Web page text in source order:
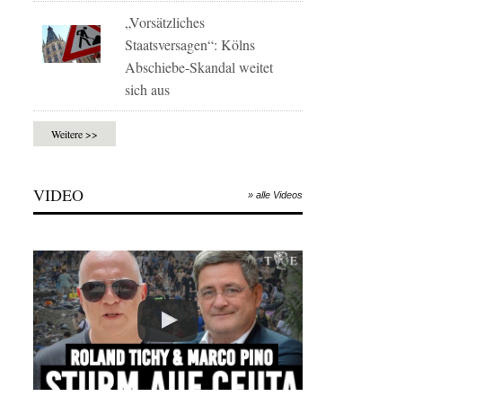
„Vorsätzliches
Staatsversagen“: Kölns
Abschiebe-Skandal weitet
sich aus
Weitere >>
VIDEO » alle Videos